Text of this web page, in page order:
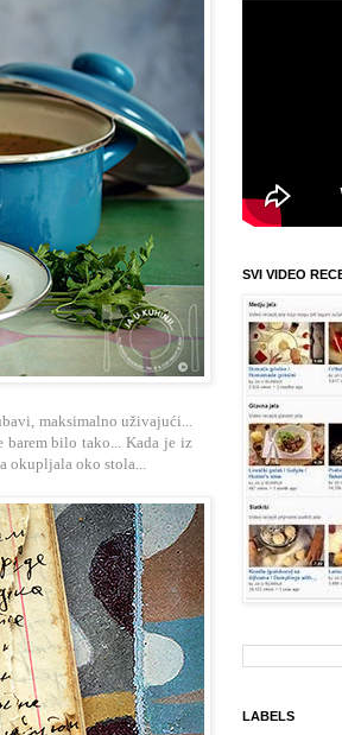
maksimalno uživajući...
barem bilo tako... Kada je iz
okupljala oko stola...
SVI VIDEO
LABELS